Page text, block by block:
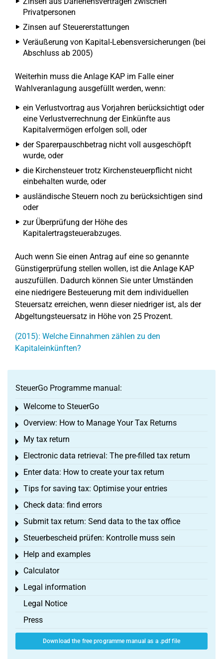
Privatpersonen
Zinsen auf Steuererstattungen
Veräußerung von Kapital-Lebensversicherungen (bei
Abschluss ab 2005)
Weiterhin muss die Anlage KAP im Falle einer
Wahlveranlagung ausgefüllt werden, wenn:
ein Verlustvortrag aus Vorjahren berücksichtigt oder
eine Verlustverrechnung der Einkünfte aus
Kapitalvermögen erfolgen soll, oder
der Sparerpauschbetrag nicht voll ausgeschöpft
wurde, oder
die Kirchensteuer trotz Kirchensteuerpflicht nicht
einbehalten wurde, oder
ausländische Steuern noch zu berücksichtigen sind
oder
zur Überprüfung der Höhe des
Kapitalertragsteuerabzuges.
Auch wenn Sie einen Antrag auf eine so genannte
Günstigerprüfung stellen wollen, ist die Anlage KAP
auszufüllen. Dadurch können Sie unter Umständen
eine niedrigere Besteuerung mit dem individuellen
Steuersatz erreichen, wenn dieser niedriger ist, als der
Abgeltungsteuersatz in Höhe von 25 Prozent.
(2015): Welche Einnahmen zählen zu den
Kapitaleinkünften?
SteuerGo Programme manual:
Welcome to SteuerGo
Toggle menu
Overview: How to Manage Your Tax Returns
Toggle menu
My tax return
Toggle menu
Electronic data retrieval: The pre-filled tax return
Toggle menu
Enter data: How to create your tax return
Toggle menu
Tips for saving tax: Optimise your entries
Toggle menu
Check data: find errors
Toggle menu
Submit tax return: Send data to the tax office
Toggle menu
Steuerbescheid prüfen: Kontrolle muss sein
Toggle menu
Help and examples
Toggle menu
Calculator
Toggle menu
Legal information
Toggle menu
Legal Notice
Press
Download the free programme manual as a .pdf file